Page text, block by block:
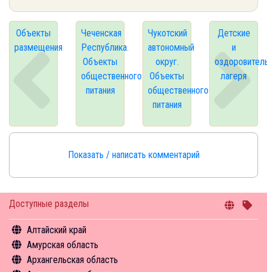
Доступные разделы
Алтайский край
Общая информация
Объекты туристского притяжения
Амурская область
Общая информация
Архангельская область
Объекты
размещения
Чеченская
Республика.
Объекты
общественного
питания
Чукотский
автономный
округ.
Объекты
общественного
питания
Детские
и
лагеря
Показать / написать комментарий